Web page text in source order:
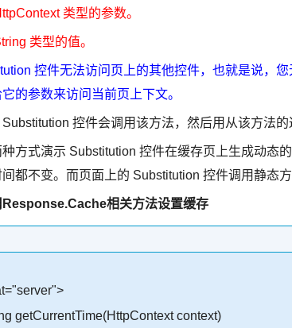
类型的参数。
类型的值。
控件无法访问页上的其他控件，也就是说，
的参数来访问当前页上下文。
控件会调用该方法，然后用从该方法的
方式演示 Substitution 控件在缓存页上生成动态
都不变。而页面上的 Substitution 控件调用静态
Response.Cache相关方法设置缓存
getCurrentTime(HttpContext context)